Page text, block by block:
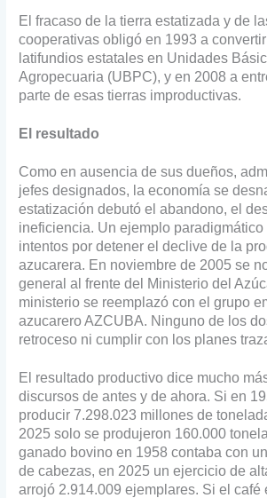
El fracaso de la tierra estatizada y de
cooperativas obligó en 1993 a
latifundios estatales en Unidades
Agropecuaria (UBPC), y en 2008 a
parte de esas tierras improductivas.
El resultado
Como en ausencia de sus dueños,
jefes designados, la economía se
estatización debutó el abandono, el
ineficiencia. Un ejemplo paradigmático
intentos por detener el declive de la
azucarera. En noviembre de 2005 se
general al frente del Ministerio del
ministerio se reemplazó con el grupo
azucarero AZCUBA. Ninguno de los
retroceso ni cumplir con los planes
El resultado productivo dice mucho
discursos de antes y de ahora. Si en
producir 7.298.023 millones de
2025 solo se produjeron 160.000
ganado bovino en 1958 contaba con
de cabezas, en 2025 un ejercicio de
arrojó 2.914.009 ejemplares. Si el café